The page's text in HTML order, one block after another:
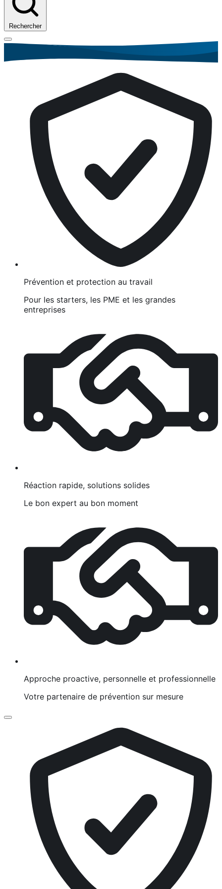
Rechercher
Prévention et protection au travail
Pour les starters, les PME et les grandes
entreprises
Réaction rapide, solutions solides
Le bon expert au bon moment
Approche proactive, personnelle et professionnelle
Votre partenaire de prévention sur mesure